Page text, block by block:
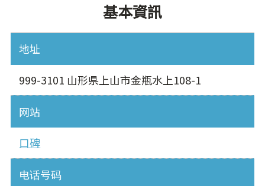
基本資訊
地址
999-3101 山形県上山市金瓶水上108-1
网站
口碑
电话号码